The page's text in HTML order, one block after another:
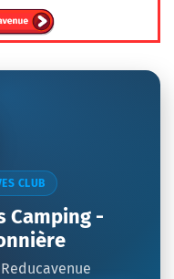
CLUB
Camping -